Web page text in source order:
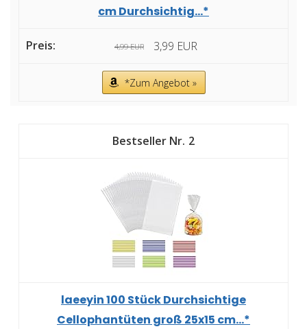
cm Durchsichtig...*
4,99 EUR 3,99 EUR
*Zum Angebot »
2
laeeyin 100 Stück Durchsichtige
Cellophantüten groß 25x15 cm...*